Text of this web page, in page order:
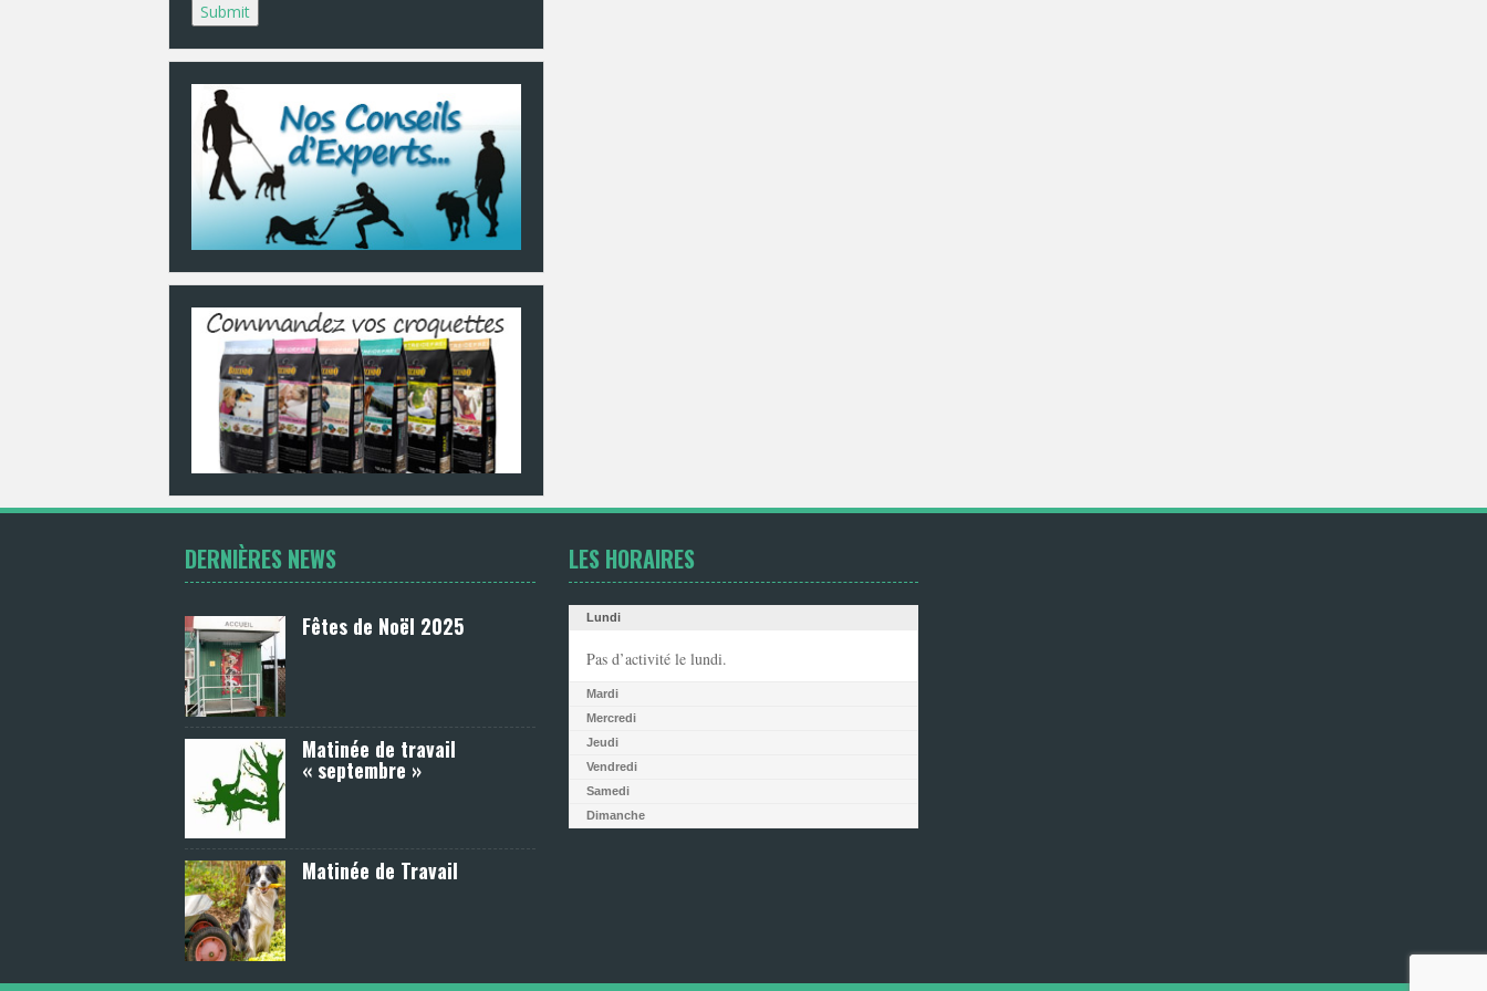
DERNIÈRES NEWS
Fêtes de Noël 2025
Matinée de travail
« septembre »
Matinée de Travail
LES HORAIRES
Lundi
Pas d’activité le lundi.
Mardi
Mercredi
Jeudi
Vendredi
Samedi
Dimanche